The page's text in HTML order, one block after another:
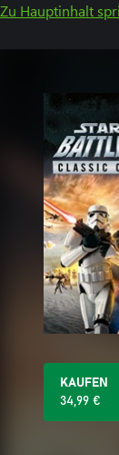
Zu Hauptinhalt
KAUFEN
34,99 €